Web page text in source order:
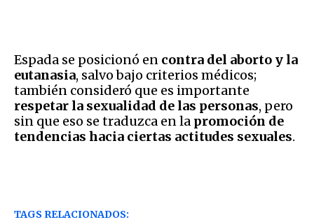
Espada se posicionó en contra del aborto y la
eutanasia, salvo bajo criterios médicos;
también consideró que es importante
respetar la sexualidad de las personas, pero
sin que eso se traduzca en la promoción de
tendencias hacia ciertas actitudes sexuales.
TAGS RELACIONADOS: